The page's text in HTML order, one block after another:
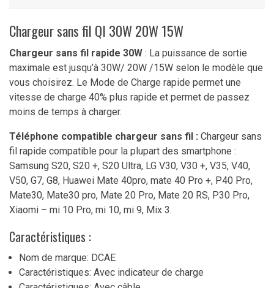
Chargeur sans fil QI 30W 20W 15W
Chargeur sans fil rapide 30W : La puissance de sortie
maximale est jusqu’à 30W/ 20W /15W selon le modèle que
vous choisirez. Le Mode de Charge rapide permet une
vitesse de charge 40% plus rapide et permet de passez
moins de temps à charger.
Téléphone compatible chargeur sans fil : Chargeur sans
fil rapide compatible pour la plupart des smartphone :
Samsung S20, S20 +, S20 Ultra, LG V30, V30 +, V35, V40,
V50, G7, G8, Huawei Mate 40pro, mate 40 Pro +, P40 Pro,
Mate30, Mate30 pro, Mate 20 Pro, Mate 20 RS, P30 Pro,
Xiaomi – mi 10 Pro, mi 10, mi 9, Mix 3.
Caractéristiques :
Nom de marque: DCAE
Caractéristiques: Avec indicateur de charge